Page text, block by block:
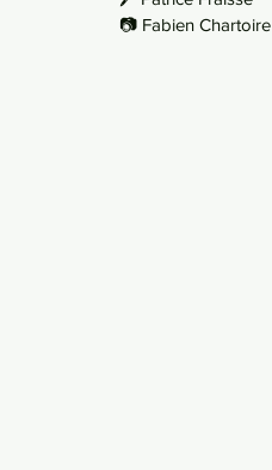
📷 Fabien Chartoire